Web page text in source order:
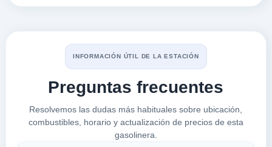
ARCOLA
VER PRECIOS
a 3.26 Km
Via Loc. Stagnoni Snc
INFORMACIÓN ÚTIL DE LA ESTACIÓN
Preguntas frecuentes
Resolvemos las dudas más habituales sobre ubicación,
combustibles, horario y actualización de precios de esta
gasolinera.